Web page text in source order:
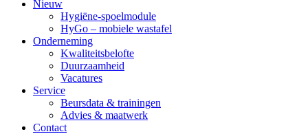
Nieuw
Hygiëne-spoelmodule
HyGo – mobiele wastafel
Onderneming
Kwaliteitsbelofte
Duurzaamheid
Vacatures
Service
Beursdata & trainingen
Advies & maatwerk
Contact